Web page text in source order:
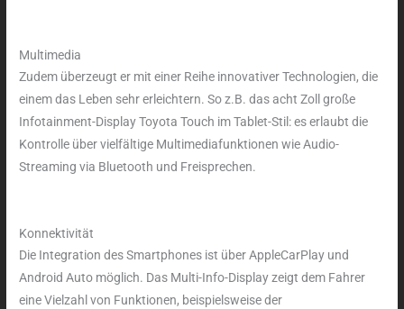
Multimedia
Zudem überzeugt er mit einer Reihe innovativer Technologien, die
einem das Leben sehr erleichtern. So z.B. das acht Zoll große
Infotainment-Display Toyota Touch im Tablet-Stil: es erlaubt die
Kontrolle über vielfältige Multimediafunktionen wie Audio-
Streaming via Bluetooth und Freisprechen.
Konnektivität
Die Integration des Smartphones ist über AppleCarPlay und
Android Auto möglich. Das Multi-Info-Display zeigt dem Fahrer
eine Vielzahl von Funktionen, beispielsweise der